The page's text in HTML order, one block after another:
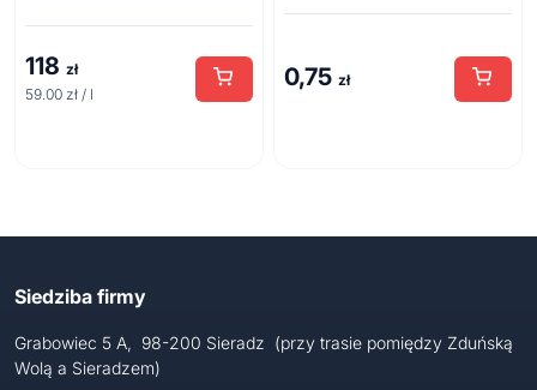
118 zł
59.00 zł / l
0,75 zł
Siedziba firmy
Grabowiec 5 A, 98-200 Sieradz (przy trasie pomiędzy Zduńską
Wolą a Sieradzem)